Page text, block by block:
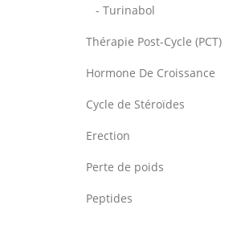
- Turinabol
Thérapie Post-Cycle (PCT)
Hormone De Croissance
Cycle de Stéroïdes
Erection
Perte de poids
Peptides